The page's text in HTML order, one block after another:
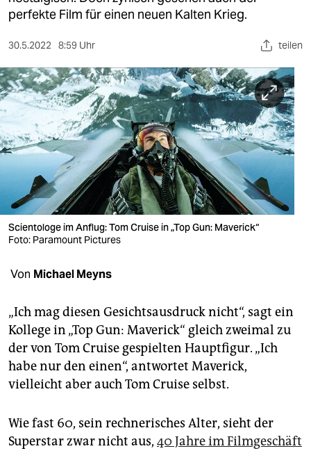
sport
berlin
nord
wahrheit
verlag
verlag
veranstaltungen
shop
unterstützen
abo
genossenschaft
perfekte Film für einen neuen Kalten Krieg.
30.5.2022 8:59 Uhr teilen
Sciento­loge im Anflug: Tom Cruise in „Top Gun: Maverick“
Foto: Paramount Pictures
Von Michael Meyns
„Ich mag diesen Gesichtsausdruck nicht“, sagt ein
Kollege in „Top Gun: Maverick“ gleich zweimal zu
der von Tom Cruise gespielten Hauptfigur. „Ich
habe nur den einen“, antwortet Maverick,
vielleicht aber auch Tom Cruise selbst.
Wie fast 60, sein rechnerisches Alter, sieht der
Superstar zwar nicht aus, 40 Jahre im Filmgeschäft